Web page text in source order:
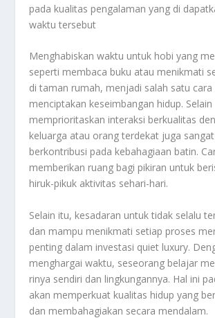
pada kualitas pengalaman yang di
waktu tersebut
Menghabiskan waktu untuk hobi yang
seperti membaca buku atau menikmati
di taman rumah, menjadi salah satu
menciptakan keseimbangan hidup. Selain
memprioritaskan interaksi berkualitas
keluarga atau orang terdekat juga sangat
berkontribusi pada kebahagiaan batin.
memberikan ruang bagi pikiran untuk
hiruk-pikuk aktivitas sehari-hari.
Selain itu, kesadaran untuk tidak selalu
dan mampu menikmati setiap proses
penting dalam investasi quiet luxury.
menghargai waktu, seseorang belajar
rinya sendiri dan lingkungannya. Hal ini
akan memperkuat kualitas hidup yang
dan membahagiakan secara mendalam.